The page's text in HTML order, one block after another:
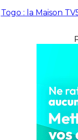
Togo : la Maison